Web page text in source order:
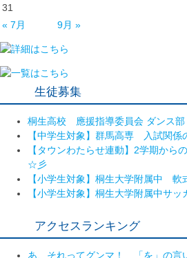
31
« 7月
9月 »
生徒募集
桐生高校 應援指導委員会 ダンス部
【中学生対象】群馬高専 入試関係
【タウンわたらせ連動】2学期か
☆彡
【小学生対象】桐生大学附属中 軟
【小学生対象】桐生大学附属中サッ
アクセスランキング
あ、それってグンマ！ 「を」の言